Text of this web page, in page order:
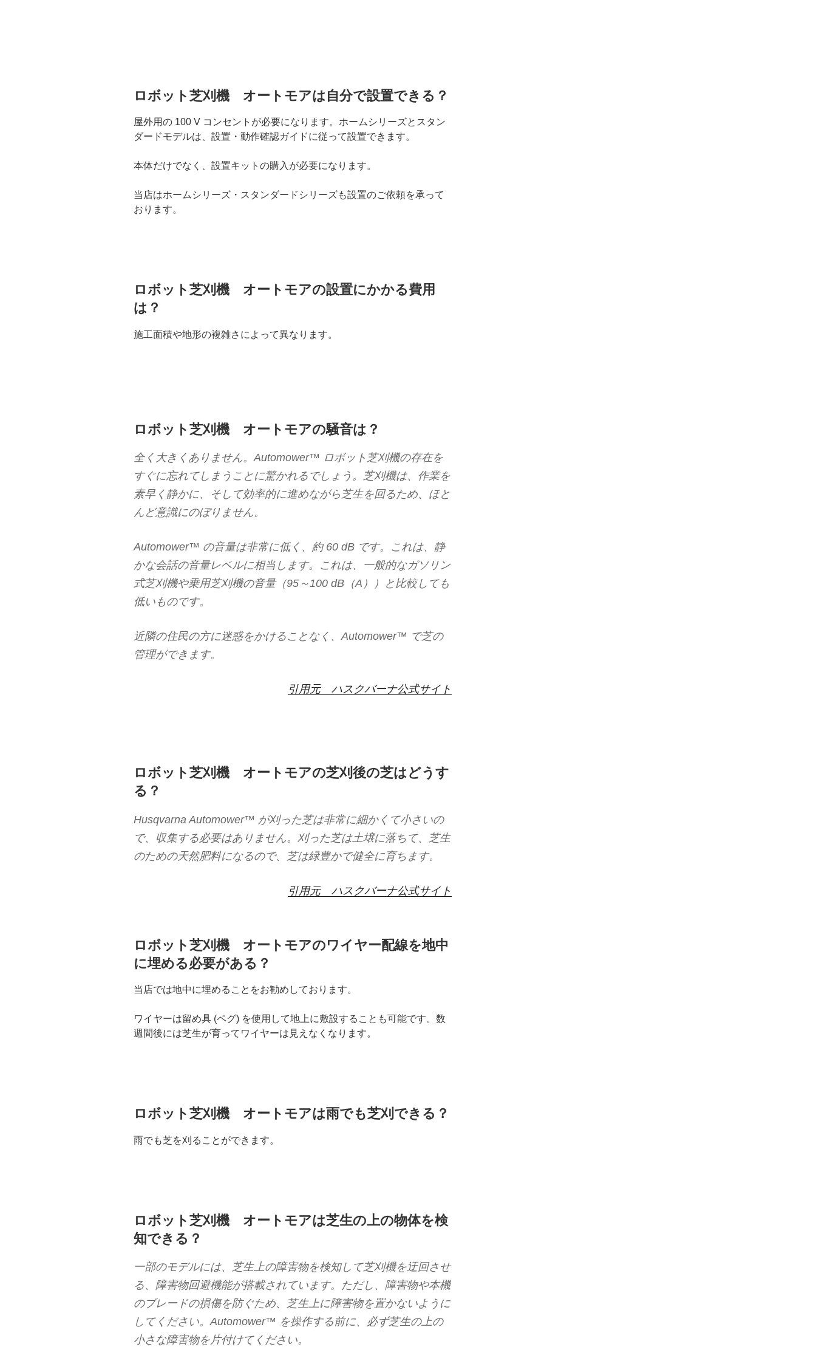
ロボット芝刈機 オートモアは自分で設置できる？
屋外用の 100 V コンセントが必要になります。ホームシリーズとスタン
ダードモデルは、設置・動作確認ガイドに従って設置できます。
本体だけでなく、設置キットの購入が必要になります。
当店はホームシリーズ・スタンダードシリーズも設置のご依頼を承って
おります。
ロボット芝刈機 オートモアの設置にかかる費用
は？
施工面積や地形の複雑さによって異なります。
ロボット芝刈機 オートモアの騒音は？
全く大きくありません。Automower™ ロボット芝刈機の存在を
すぐに忘れてしまうことに驚かれるでしょう。芝刈機は、作業を
素早く静かに、そして効率的に進めながら芝生を回るため、ほと
んど意識にのぼりません。
Automower™ の音量は非常に低く、約 60 dB です。これは、静
かな会話の音量レベルに相当します。これは、一般的なガソリン
式芝刈機や乗用芝刈機の音量（95～100 dB（A））と比較しても
低いものです。
近隣の住民の方に迷惑をかけることなく、Automower™ で芝の
管理ができます。
引用元 ハスクバーナ公式サイト
ロボット芝刈機 オートモアの芝刈後の芝はどうす
る？
Husqvarna Automower™ が刈った芝は非常に細かくて小さいの
で、収集する必要はありません。刈った芝は土壌に落ちて、芝生
のための天然肥料になるので、芝は緑豊かで健全に育ちます。
引用元 ハスクバーナ公式サイト
ロボット芝刈機 オートモアのワイヤー配線を地中
に埋める必要がある？
当店では地中に埋めることをお勧めしております。
ワイヤーは留め具 (ペグ) を使用して地上に敷設することも可能です。数
週間後には芝生が育ってワイヤーは見えなくなります。
ロボット芝刈機 オートモアは雨でも芝刈できる？
雨でも芝を刈ることができます。
ロボット芝刈機 オートモアは芝生の上の物体を検
知できる？
一部のモデルには、芝生上の障害物を検知して芝刈機を迂回させ
る、障害物回避機能が搭載されています。ただし、障害物や本機
のブレードの損傷を防ぐため、芝生上に障害物を置かないように
してください。Automower™ を操作する前に、必ず芝生の上の
小さな障害物を片付けてください。